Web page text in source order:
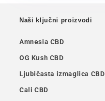
Naši ključni proizvodi
Amnesia CBD
OG Kush CBD
Ljubičasta izmaglica CBD
Cali CBD